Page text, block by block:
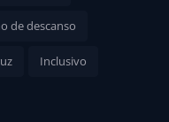
de descanso
Inclusivo